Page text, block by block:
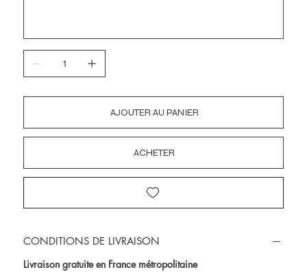
AJOUTER AU PANIER
ACHETER
CONDITIONS DE LIVRAISON
Livraison gratuite en France métropolitaine